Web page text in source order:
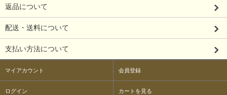
返品について
配送・送料について
支払い方法について
マイアカウント 会員登録
ログイン カートを見る